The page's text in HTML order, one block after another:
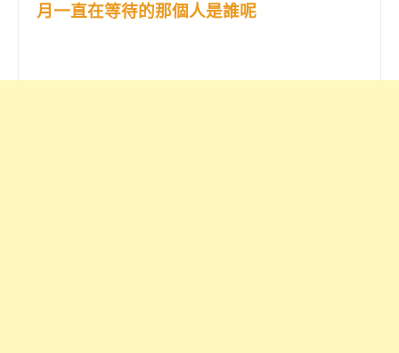
月一直在等待的那個人是誰呢